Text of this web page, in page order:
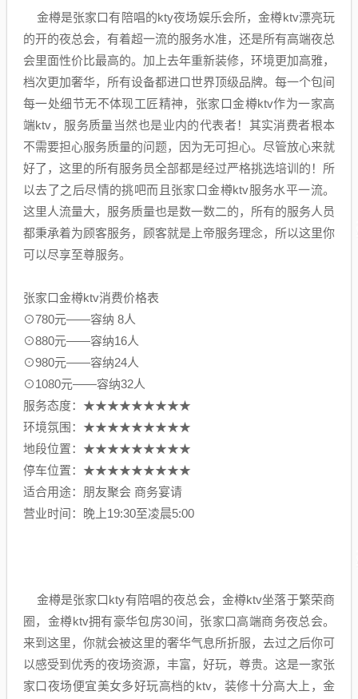
金樽是张家口有陪唱的kty夜场娱乐会所，金樽ktv漂亮玩
的开的夜总会，有着超一流的服务水准，还是所有高端夜总
会里面性价比最高的。加上去年重新装修，环境更加高雅，
档次更加奢华，所有设备都进口世界顶级品牌。每一个包间
每一处细节无不体现工匠精神，张家口金樽ktv作为一家高
端ktv，服务质量当然也是业内的代表者！其实消费者根本
不需要担心服务质量的问题，因为无可担心。尽管放心来就
好了，这里的所有服务员全部都是经过严格挑选培训的！所
以去了之后尽情的挑吧而且张家口金樽ktv服务水平一流。
这里人流量大，服务质量也是数一数二的，所有的服务人员
都秉承着为顾客服务，顾客就是上帝服务理念，所以这里你
可以尽享至尊服务。
张家口金樽ktv消费价格表
⊙780元——容纳 8人
⊙880元——容纳16人
⊙980元——容纳24人
⊙1080元——容纳32人
服务态度：★★★★★★★★★
环境氛围：★★★★★★★★★
地段位置：★★★★★★★★★
停车位置：★★★★★★★★★
适合用途：朋友聚会 商务宴请
营业时间：晚上19:30至凌晨5:00
金樽是张家口kty有陪唱的夜总会，金樽ktv坐落于繁荣商
圈，金樽ktv拥有豪华包房30间，张家口高端商务夜总会。
来到这里，你就会被这里的奢华气息所折服，去过之后你可
以感受到优秀的夜场资源，丰富，好玩，尊贵。这是一家张
家口夜场便宜美女多好玩高档的ktv，装修十分高大上，金